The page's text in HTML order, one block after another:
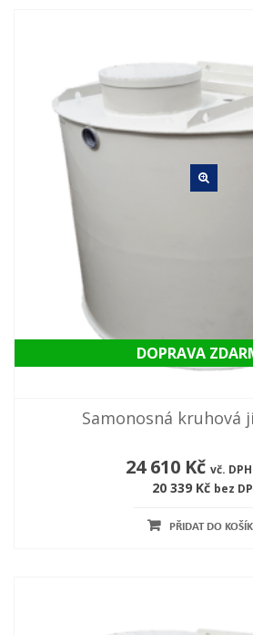
DOPRAVA
Samonosná kruhová
24 610 Kč vč.
20 339 Kč bez
PŘIDAT DO